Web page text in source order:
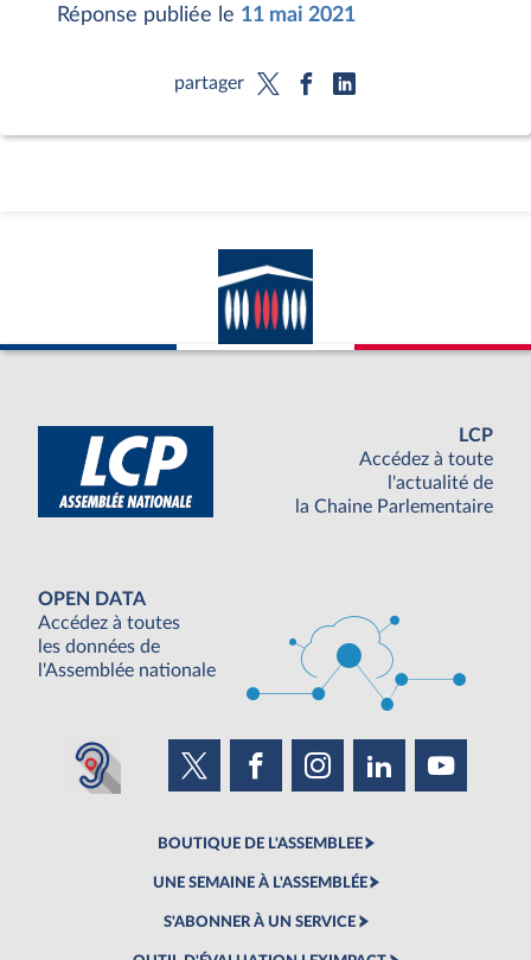
Réponse publiée le 11 mai 2021
partager
LCP
Accédez à toute
l'actualité de
la Chaine Parlementaire
OPEN DATA
Accédez à toutes
les données de
l'Assemblée nationale
BOUTIQUE DE L'ASSEMBLEE
UNE SEMAINE À L'ASSEMBLÉE
S'ABONNER À UN SERVICE